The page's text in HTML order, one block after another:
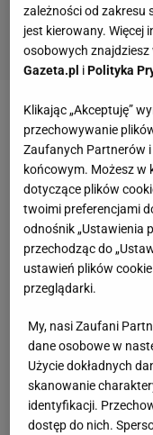
Zobacz wideo
Lewandowskiego
Real Madryt
Przedstawiciele
Niedawne
mistrzowie
transfer
sprawie należała
klubu, który zdaje
Więcej
zależności od zakresu
jest kierowany. Więcej
osobowych
Gazeta.pl iPolityka
Klikając „Akceptuję”
przechowywanie
Zaufanych Partnerów
końcowym. Możesz w
dotyczące plików
twoimi preferencjami
odnośnik „Ustawienia
przechodząc do
ustawień plików
przeglądarki.
My, nasi Zaufani
dane osobowe w
Użycie dokładnych
skanowanie
identyfikacji.
dostęp do nich.